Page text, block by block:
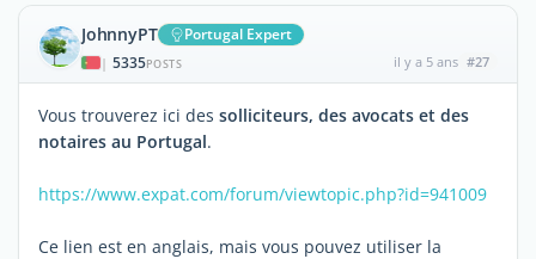
JohnnyPT Portugal Expert
| 5335POSTS il y a 5 ans #27
Vous trouverez ici des solliciteurs, des avocats et des
notaires au Portugal.
https://www.expat.com/forum/viewtopic.php?id=941009
Ce lien est en anglais, mais vous pouvez utiliser la